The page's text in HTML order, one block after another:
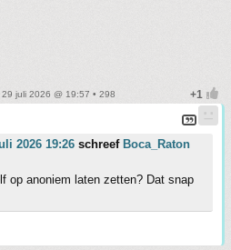
juli 2026 @ 19:57 • 298
2026 19:26 schreef Boca_Raton
op anoniem laten zetten? Dat snap